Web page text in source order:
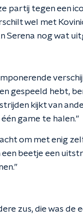
partij tegen een
wel met
Serena nog wat
gespeeld hebt,
kijkt van
game te halen.”
om met enig
een beetje een
zus, die was